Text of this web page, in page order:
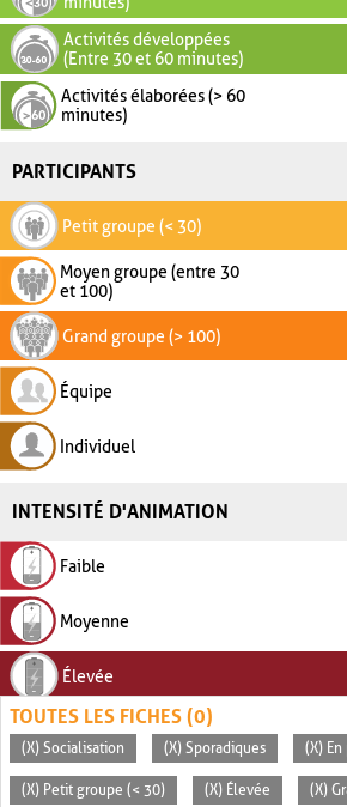
Activités développées
(Entre 30 et 60 minutes)
Activités élaborées (> 60
minutes)
PARTICIPANTS
Petit groupe (< 30)
Moyen groupe (entre 30
et 100)
Grand groupe (> 100)
Équipe
Individuel
INTENSITÉ D'ANIMATION
Faible
Moyenne
Élevée
TOUTES LES FICHES (0)
(X) Socialisation (X) Sporadiques (X)
(X) Petit groupe (< 30) (X) Élevée (X)